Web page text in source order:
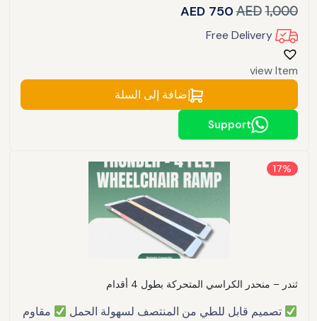
AED 1,000
AED 750
Free Delivery
view Item
إضافة إلى السلة
Support
17%
ثندر – منحدر الكراسي المتحركة بطول 4 أقدام
تصميم قابل للطي من المنتصف لسهولة الحمل
مقاوم